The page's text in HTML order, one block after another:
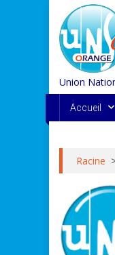
content
Union
Accueil
Racine